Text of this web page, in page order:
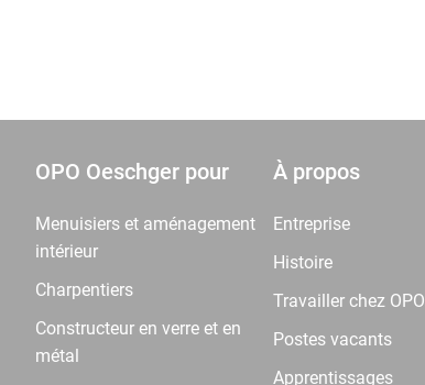
OPO Oeschger pour
Menuisiers et aménagement
intérieur
Charpentiers
Constructeur en verre et en
métal
À propos
Entreprise
Histoire
Travailler chez OPO
Postes vacants
Apprentissages